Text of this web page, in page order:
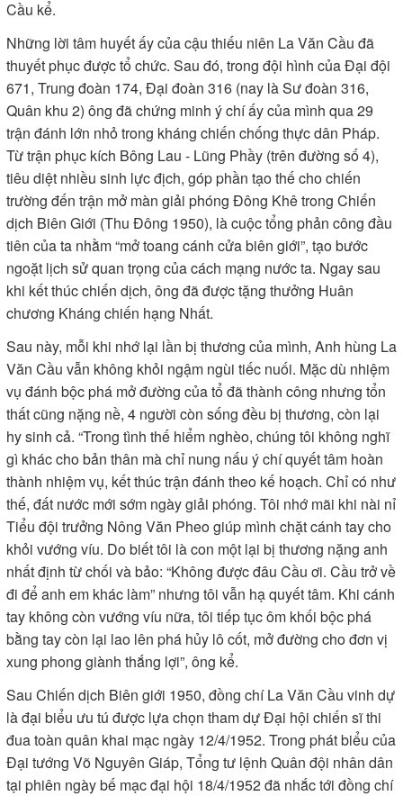
Cầu kể.
Những lời tâm huyết ấy của cậu thiếu niên La Văn Cầu đã
thuyết phục được tổ chức. Sau đó, trong đội hình của Đại đội
671, Trung đoàn 174, Đại đoàn 316 (nay là Sư đoàn 316,
Quân khu 2) ông đã chứng minh ý chí ấy của mình qua 29
trận đánh lớn nhỏ trong kháng chiến chống thực dân Pháp.
Từ trận phục kích Bông Lau - Lũng Phầy (trên đường số 4),
tiêu diệt nhiều sinh lực địch, góp phần tạo thế cho chiến
trường đến trận mở màn giải phóng Đông Khê trong Chiến
dịch Biên Giới (Thu Đông 1950), là cuộc tổng phản công đầu
tiên của ta nhằm “mở toang cánh cửa biên giới”, tạo bước
ngoặt lịch sử quan trọng của cách mạng nước ta. Ngay sau
khi kết thúc chiến dịch, ông đã được tặng thưởng Huân
chương Kháng chiến hạng Nhất.
Sau này, mỗi khi nhớ lại lần bị thương của mình, Anh hùng La
Văn Cầu vẫn không khỏi ngậm ngùi tiếc nuối. Mặc dù nhiệm
vụ đánh bộc phá mở đường của tổ đã thành công nhưng tổn
thất cũng nặng nề, 4 người còn sống đều bị thương, còn lại
hy sinh cả. “Trong tình thế hiểm nghèo, chúng tôi không nghĩ
gì khác cho bản thân mà chỉ nung nấu ý chí quyết tâm hoàn
thành nhiệm vụ, kết thúc trận đánh theo kế hoạch. Chỉ có như
thế, đất nước mới sớm ngày giải phóng. Tôi nhớ mãi khi nài nỉ
Tiểu đội trưởng Nông Văn Pheo giúp mình chặt cánh tay cho
khỏi vướng víu. Do biết tôi là con một lại bị thương nặng anh
nhất định từ chối và bảo: “Không được đâu Cầu ơi. Cầu trở về
đi để anh em khác làm” nhưng tôi vẫn hạ quyết tâm. Khi cánh
tay không còn vướng víu nữa, tôi tiếp tục ôm khối bộc phá
bằng tay còn lại lao lên phá hủy lô cốt, mở đường cho đơn vị
xung phong giành thắng lợi”, ông kể.
Sau Chiến dịch Biên giới 1950, đồng chí La Văn Cầu vinh dự
là đại biểu ưu tú được lựa chọn tham dự Đại hội chiến sĩ thi
đua toàn quân khai mạc ngày 12/4/1952. Trong phát biểu của
Đại tướng Võ Nguyên Giáp, Tổng tư lệnh Quân đội nhân dân
tại phiên ngày bế mạc đại hội 18/4/1952 đã nhắc tới đồng chí